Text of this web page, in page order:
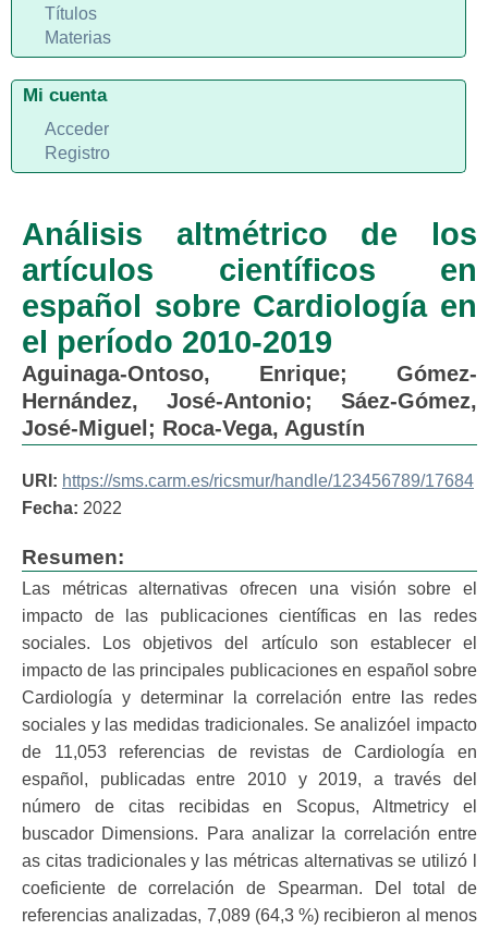
Análisis altmétrico de los
artículos científicos en
español sobre Cardiología en
el período 2010-2019
Aguinaga-Ontoso, Enrique; Gómez-
Hernández, José-Antonio; Sáez-Gómez,
José-Miguel ; Roca-Vega, Agustín
URI: https://sms.carm.es/ricsmur/handle/123456789/17684
Fecha: 2022
Resumen:
Las métricas alternativas ofrecen una visión sobre el
impacto de las publicaciones científicas en las redes
sociales. Los objetivos del artículo son establecer el
impacto de las principales publicaciones en español sobre
Cardiología y determinar la correlación entre las redes
sociales y las medidas tradicionales. Se analizóel impacto
de 11,053 referencias de revistas de Cardiología en
español, publicadas entre 2010 y 2019, a través del
número de citas recibidas en Scopus, Altmetricy el
buscador Dimensions. Para analizar la correlación entre
as citas tradicionales y las métricas alternativas se utilizó l
coeficiente de correlación de Spearman. Del total de
referencias analizadas, 7,089 (64,3 %) recibieron al menos
Títulos
Materias
Mi cuenta
Acceder
Registro